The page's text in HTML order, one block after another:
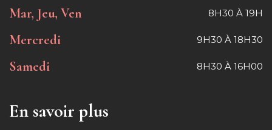
Mar, Jeu, Ven 8H30 À 19H
Mercredi 9H30 À 18H30
Samedi 8H30 À 16H00
En savoir plus